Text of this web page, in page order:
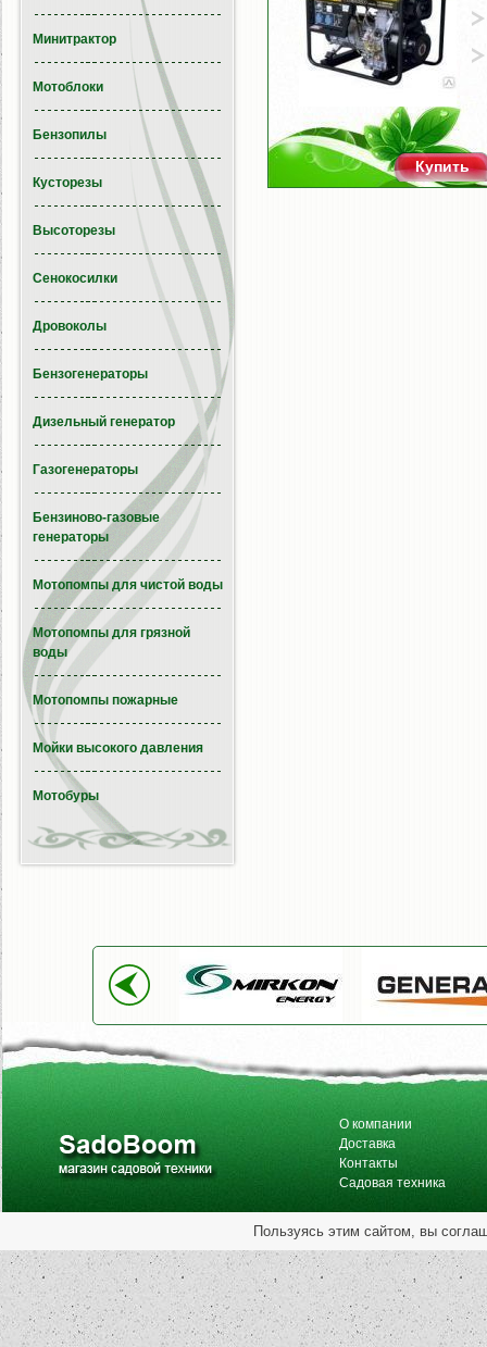
Купить
Минитрактор
Мотоблоки
Бензопилы
Кусторезы
Высоторезы
Сенокосилки
Дровоколы
Бензогенераторы
Дизельный генератор
Газогенераторы
Бензиново-газовые
генераторы
Мотопомпы для чистой воды
Мотопомпы для грязной
воды
Мотопомпы пожарные
Мойки высокого давления
Мотобуры
О компании
Доставка
Контакты
Садовая техника
Пользуясь этим сайтом, вы